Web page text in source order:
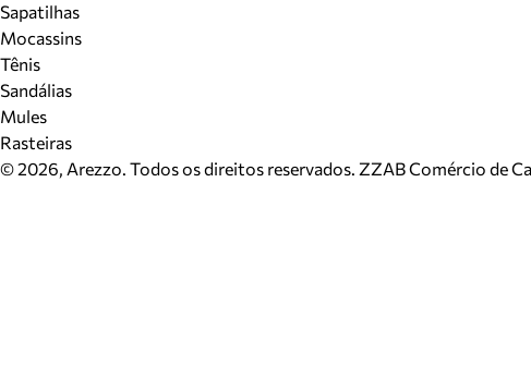
Sapatilhas
Mocassins
Tênis
Sandálias
Mules
Rasteiras
©2026, Arezzo. Todos os direitos reservados. ZZAB Comércio de